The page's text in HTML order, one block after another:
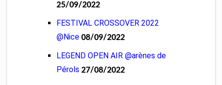
25/09/2022
FESTIVAL CROSSOVER 2022
@Nice 08/09/2022
LEGEND OPEN AIR @arènes de
Pérols 27/08/2022